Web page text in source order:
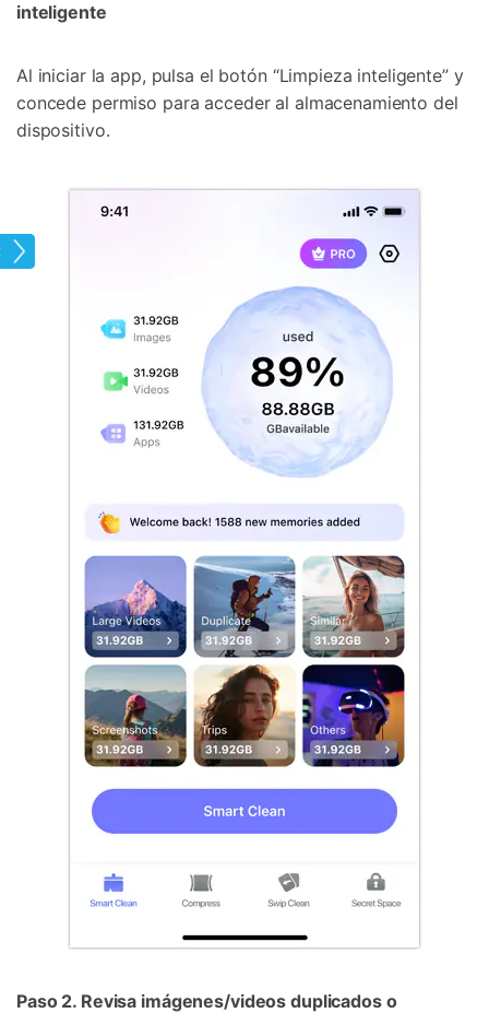
inteligente
Al iniciar la app, pulsa el botón “Limpieza inteligente” y
concede permiso para acceder al almacenamiento del
dispositivo.
Paso 2. Revisa imágenes/videos duplicados o